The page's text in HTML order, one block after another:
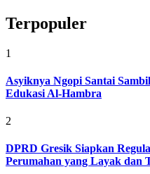
Terpopuler
1
Asyiknya Ngopi Santai
Edukasi Al-Hambra
2
DPRD Gresik Siapkan
Perumahan yang Layak dan